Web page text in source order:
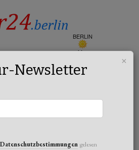
BERLIN
klar
Newsletter
Datenschutzbestimmungengelesen
×